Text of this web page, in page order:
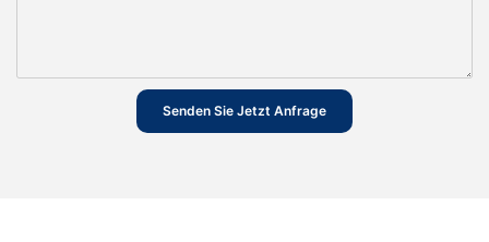
Senden Sie Jetzt Anfrage